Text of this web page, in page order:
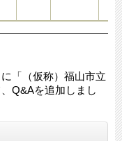
「（仮称）福山市立
Q&Aを追加しまし